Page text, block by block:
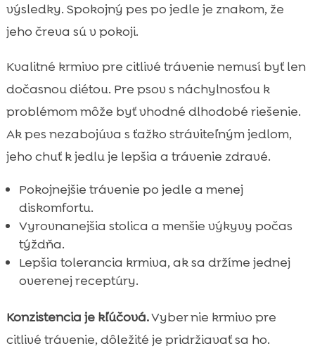
výsledky. Spokojný pes po jedle je znakom, že
jeho čreva sú v pokoji.
Kvalitné krmivo pre citlivé trávenie nemusí byť len
dočasnou diétou. Pre psov s náchylnosťou k
problémom môže byť vhodné dlhodobé riešenie.
Ak pes nezabojúva s ťažko stráviteľným jedlom,
jeho chuť k jedlu je lepšia a trávenie zdravé.
Pokojnejšie trávenie po jedle a menej
diskomfortu.
Vyrovnanejšia stolica a menšie výkyvy počas
týždňa.
Lepšia tolerancia krmiva, ak sa držíme jednej
overenej receptúry.
Konzistencia je kľúčová.Vyber nie krmivo pre
citlivé trávenie, dôležité je pridržiavať sa ho.